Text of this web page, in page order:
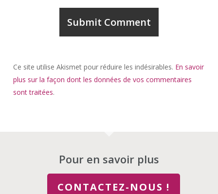
Ce site utilise Akismet pour réduire les indésirables. En savoir
plus sur la façon dont les données de vos commentaires
sont traitées.
Pour en savoir plus
CONTACTEZ-NOUS !